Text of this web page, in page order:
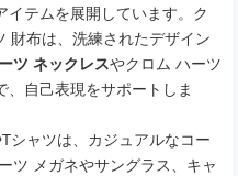
イテムを展開しています。ク
財布は、洗練されたデザイン
ツ ネックレスやクロム ハーツ
、自己表現をサポートしま
シャツは、カジュアルなコー
ツ メガネやサングラス、キャ